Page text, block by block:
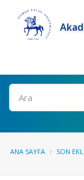
Ara
ANA SAYFA SON